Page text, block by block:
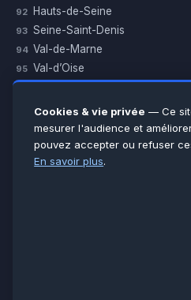
92 Hauts-de-Seine
93 Seine-Saint-Denis
94 Val-de-Marne
95 Val-d’Oise
Essonne
Seine-et-Marne
Voir toutes les villes →
Cookies & vie privée — Ce
mesurer l'audience et
pouvez accepter ou refuser
En savoir plus.